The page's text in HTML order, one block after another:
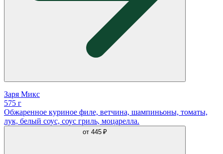
Заря Микс
575 г
Обжаренное куриное филе, ветчина, шампиньоны, томаты,
лук, белый соус, соус гриль, моцарелла.
от 445 ₽